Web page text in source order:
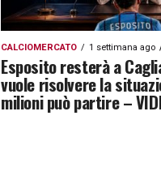
CALCIOMERCATO 1 settimana ago
Esposito resterà a
vuole risolvere la
milioni può partire –